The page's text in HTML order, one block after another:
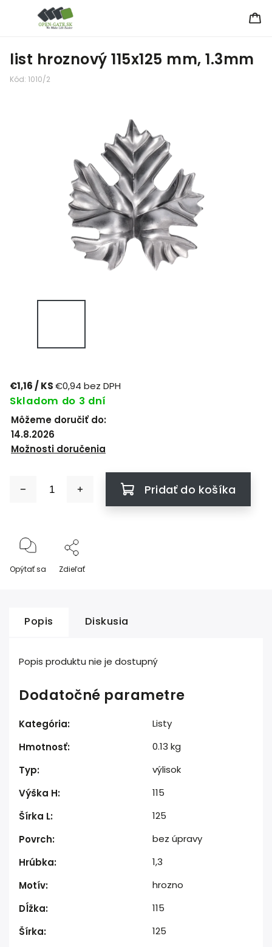
list hroznový 115x125 mm, 1.3mm
Kód: 1010/2
€1,16 / KS€0,94 bez DPH
Skladom do 3 dní
Môžeme doručiť do:
14.8.2026
Možnosti doručenia
Pridať do košíka
Opýtať sa Zdieľať
Popis Diskusia
Popis produktu nie je dostupný
Dodatočné parametre
Kategória:
Listy
Hmotnosť:
0.13 kg
Typ:
výlisok
Výška H:
115
Šírka L:
125
Povrch:
bez úpravy
Hrúbka:
1,3
Motív:
hrozno
Dĺžka:
115
Šírka:
125